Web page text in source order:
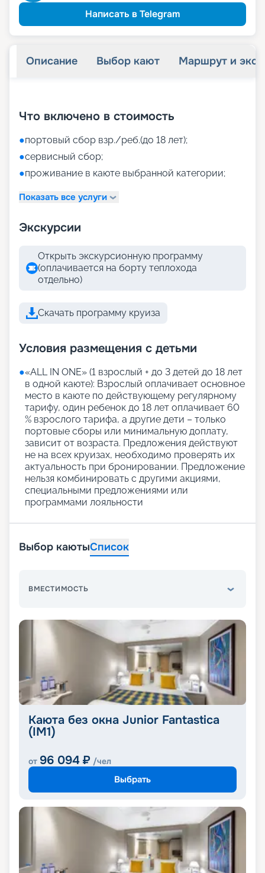
Написать в Telegram
Описание Выбор кают Маршрут и
Что включено в стоимость
●портовый сбор взр./реб.(до 18 лет);
●сервисный сбор;
●проживание в каюте выбранной категории;
Показать все услуги
Экскурсии
Открыть экскурсионную программу
(оплачивается на борту теплохода
отдельно)
Скачать программу круиза
Условия размещения с детьми
●«АLL IN ONE» (1 взрослый + до 3 детей до 18 лет
в одной каюте): Взрослый оплачивает основное
место в каюте по действующему регулярному
тарифу, один ребенок до 18 лет оплачивает 60
% взрослого тарифа, а другие дети – только
портовые сборы или минимальную доплату,
зависит от возраста. Предложения действуют
не на всех круизах, необходимо проверять их
актуальность при бронировании. Предложение
нельзя комбинировать с другими акциями,
специальными предложениями или
программами лояльности
Выбор каютыСписок
ВМЕСТИМОСТЬ
Каюта без окна Junior Fantastica
(IM1)
от 96 094 ₽ /чел
Выбрать